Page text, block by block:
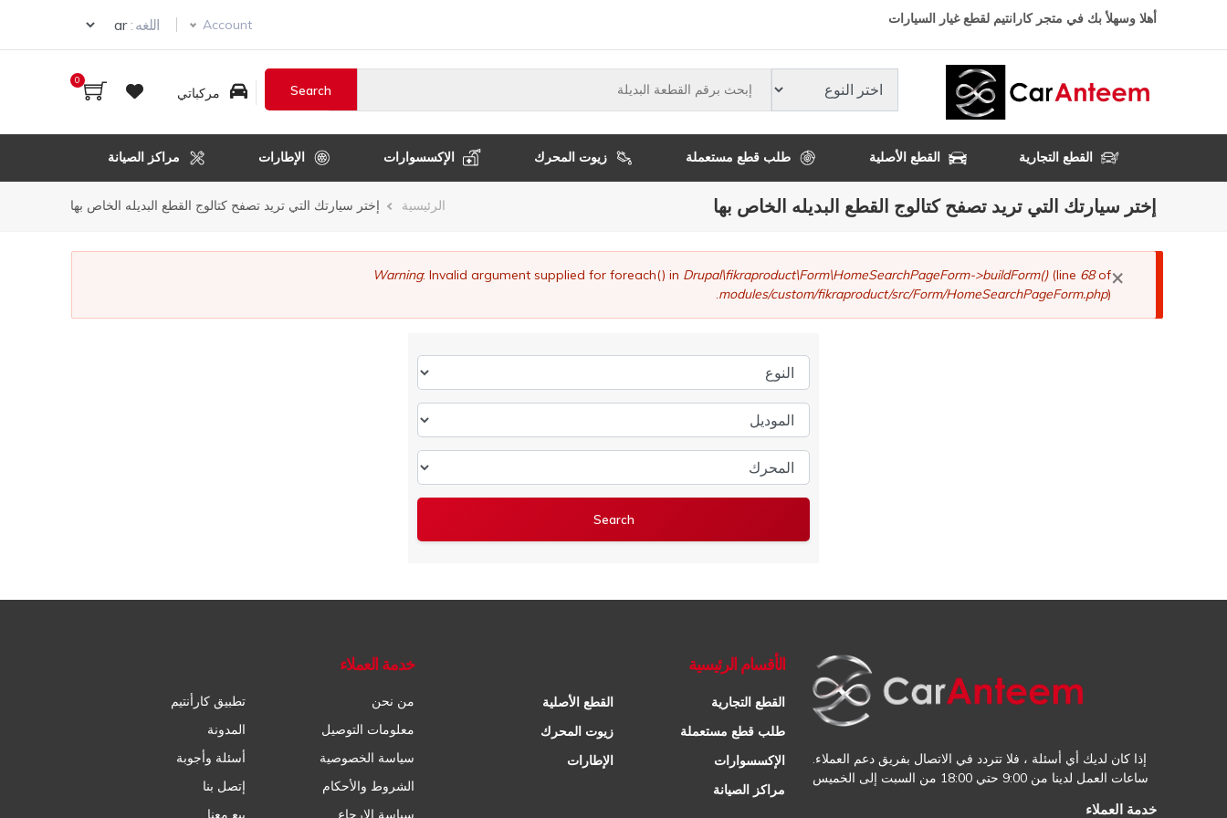
المحتوى
أهلا وسهلأ بك في متجر كارانتيم لقطع غيار السيارات Account اللغه :
مركباتي
0
القطع التجارية القطع الأصلية طلب قطع مستعملة زيوت المحرك الإكسسوارات الإطارات مراكز الصيانة
إختر سيارتك التي تريد تصفح كتالوج القطع البديله الخاص بها
مسار
التنقل
الرئيسية إختر سيارتك التي تريد تصفح كتالوج القطع البديله الخاص بها
×
رسالة
الخطأ
Warning: Invalid argument supplied for foreach() in Drupal\fikraproduct\Form\HomeSearchPageForm->buildForm()(line 68of
modules/custom/fikraproduct/src/Form/HomeSearchPageForm.php).
النوع
الموديل
المحرك
إذا كان لديك أي أسئلة ، فلا تتردد في الاتصال بفريق دعم العملاء.
ساعات العمل لدينا من 9:00 حتي 18:00 من السبت إلى الخميس
خدمة العملاء
الأقسام الرئيسية
القطع التجارية
القطع الأصلية
طلب قطع مستعملة
زيوت المحرك
الإكسسوارات
الإطارات
مراكز الصيانة
خدمة العملاء
من نحن
تطبيق كارأنتيم
معلومات التوصيل
المدونة
سياسة الخصوصية
أسئلة وأجوبة
الشروط والأحكام
إتصل بنا
سياسة الإرجاع
بيع معنا